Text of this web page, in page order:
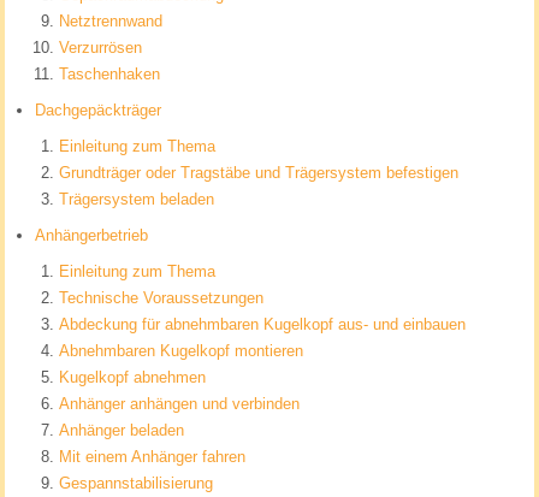
Netztrennwand
Verzurrösen
Taschenhaken
Dachgepäckträger
Einleitung zum Thema
Grundträger oder Tragstäbe und Trägersystem befestigen
Trägersystem beladen
Anhängerbetrieb
Einleitung zum Thema
Technische Voraussetzungen
Abdeckung für abnehmbaren Kugelkopf aus- und einbauen
Abnehmbaren Kugelkopf montieren
Kugelkopf abnehmen
Anhänger anhängen und verbinden
Anhänger beladen
Mit einem Anhänger fahren
Gespannstabilisierung